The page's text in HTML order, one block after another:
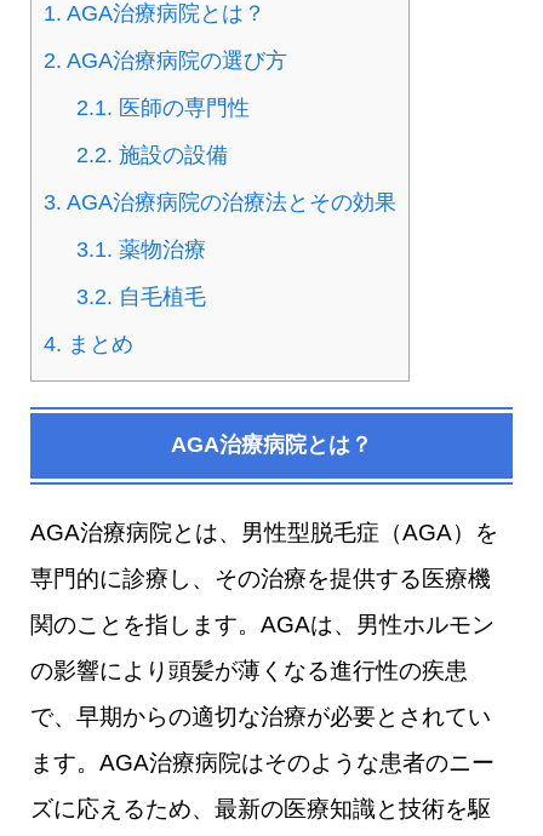
1. AGA治療病院とは？
2. AGA治療病院の選び方
2.1. 医師の専門性
2.2. 施設の設備
3. AGA治療病院の治療法とその効果
3.1. 薬物治療
3.2. 自毛植毛
4. まとめ
AGA治療病院とは？
AGA治療病院とは、男性型脱毛症（AGA）を
専門的に診療し、その治療を提供する医療機
関のことを指します。AGAは、男性ホルモン
の影響により頭髪が薄くなる進行性の疾患
で、早期からの適切な治療が必要とされてい
ます。AGA治療病院はそのような患者のニー
ズに応えるため、最新の医療知識と技術を駆